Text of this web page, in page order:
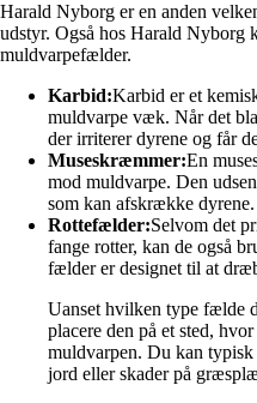
Harald Nyborg er en anden
udstyr. Også hos Harald Nyborg
muldvarpefælder.
Karbid:Karbid er et
muldvarpe væk. Når det
der irriterer dyrene og får
Museskræmmer:En
mod muldvarpe. Den
som kan afskrække dyrene.
Rottefælder:Selvom det
fange rotter, kan de også
fælder er designet til at
Uanset hvilken type fælde
placere den på et sted,
muldvarpen. Du kan
jord eller skader på